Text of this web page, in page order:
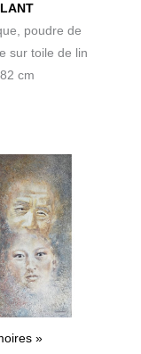
poudre de
sur toile de lin
cm
»